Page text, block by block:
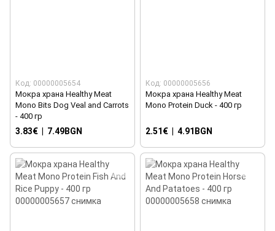
Код: 00000005654
Мокра храна Healthy Meat
Mono Bits Dog Veal and Carrots
- 400 гр
3.83€ 7.49BGN
Код: 00000005656
Мокра храна Healthy Meat
Mono Protein Duck - 400 гр
2.51€ 4.91BGN